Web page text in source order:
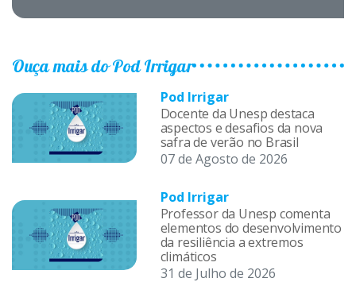
Ouça mais do Pod Irrigar
Pod Irrigar
Docente da Unesp destaca
aspectos e desafios da nova
safra de verão no Brasil
07 de Agosto de 2026
Pod Irrigar
Professor da Unesp comenta
elementos do desenvolvimento
da resiliência a extremos
climáticos
31 de Julho de 2026